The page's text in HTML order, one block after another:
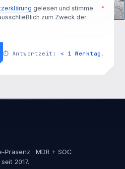
gelesen und stimme
zum Zweck der
*
⏱ Antwortzeit: < 1 Werktag .
· MDR + SOC
2017.